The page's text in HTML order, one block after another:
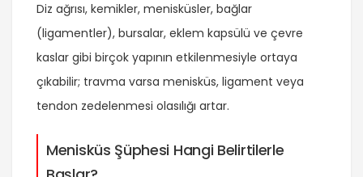
Diz ağrısı, kemikler, menisküsler, bağlar
(ligamentler), bursalar, eklem kapsülü ve çevre
kaslar gibi birçok yapının etkilenmesiyle ortaya
çıkabilir; travma varsa menisküs, ligament veya
tendon zedelenmesi olasılığı artar.
Menisküs Şüphesi Hangi Belirtilerle